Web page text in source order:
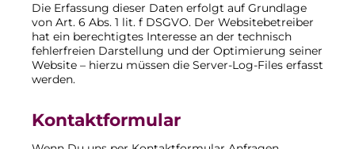
Die Erfassung dieser Daten erfolgt auf Grundlage
von Art. 6 Abs. 1 lit. f DSGVO. Der Websitebetreiber
hat ein berechtigtes Interesse an der technisch
fehlerfreien Darstellung und der Optimierung seiner
Website – hierzu müssen die Server-Log-Files erfasst
werden.
Kontaktformular